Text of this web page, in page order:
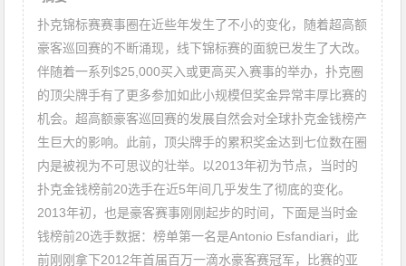
扑克锦标赛赛事圈在近些年发生了不小的变化，随着超高额
豪客巡回赛的不断涌现，线下锦标赛的面貌已发生了大改。
伴随着一系列$25,000买入或更高买入赛事的举办，扑克圈
的顶尖牌手有了更多参加如此小规模但奖金异常丰厚比赛的
机会。超高额豪客巡回赛的发展自然会对全球扑克金钱榜产
生巨大的影响。此前，顶尖牌手的累积奖金达到七位数在圈
内是被视为不可思议的壮举。以2013年初为节点，当时的
扑克金钱榜前20选手在近5年间几乎发生了彻底的变化。
2013年初，也是豪客赛事刚刚起步的时间，下面是当时金
钱榜前20选手数据：榜单第一名是Antonio Esfandiari，此
前刚刚拿下2012年首届百万一滴水豪客赛冠军，比赛的亚